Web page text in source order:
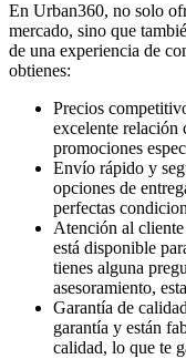
En Urban360, no solo
mercado, sino que
de una experiencia de
obtienes:
Precios
excelente relación
promociones
Envío rápido y
opciones de
perfectas
Atención al
está disponible
tienes alguna
asesoramiento,
Garantía de
garantía y están
calidad, lo que te